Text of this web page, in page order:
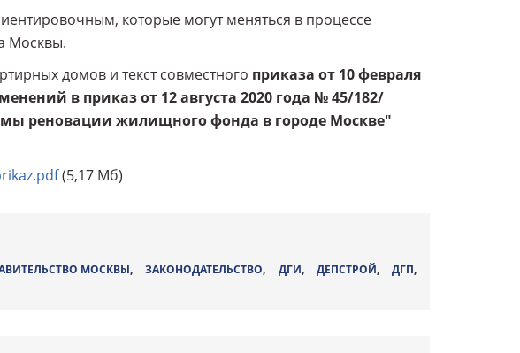
которые могут меняться в процессе
Москвы.
домов и текст совместного приказа от 10 февраля
в приказ от 12 августа 2020 года № 45/182/
реновации жилищного фонда в городе Москве"
(5,17 Мб)
МОСКВЫ,ЗАКОНОДАТЕЛЬСТВО, ДГИ, ДЕПСТРОЙ, ДГП,